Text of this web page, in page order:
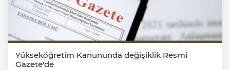
Yükseköğretim Kanununda değişiklik Resmi
Gazete'de